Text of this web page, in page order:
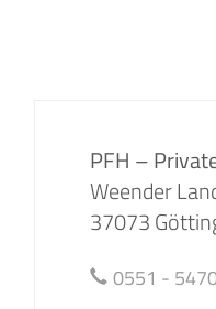
PFH –
Weender
37073
0551 -